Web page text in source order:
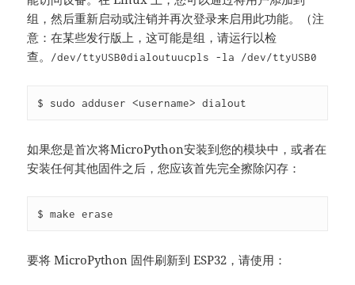
组，然后重新启动或注销并再次登录来启用此功能。（注
意：在某些发行版上，这可能是组，请运行以检
查。
/dev/ttyUSB0dialoutuucpls -la /dev/ttyUSB0
$ sudo adduser <username> dialout
如果您是首次将MicroPython安装到您的模块中，或者在
安装任何其他固件之后，您应该首先完全擦除闪存：
$ make erase
要将 MicroPython 固件刷新到 ESP32，请使用：